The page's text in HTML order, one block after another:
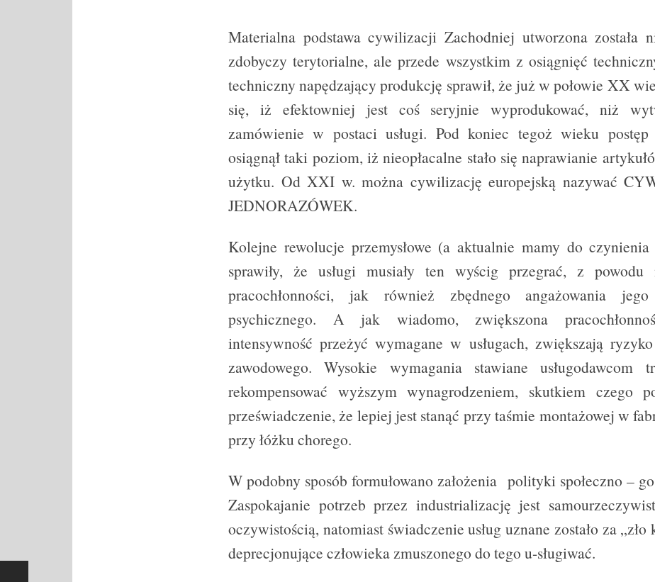
Materialna podstawa cywilizacji Zachodniej utworzona została
zdobyczy terytorialne, ale przede wszystkim z osiągnięć
techniczny napędzający produkcję sprawił, że już w połowie XX
się, iż efektowniej jest coś seryjnie wyprodukować, niż
zamówienie w postaci usługi. Pod koniec tegoż wieku postęp
osiągnął taki poziom, iż nieopłacalne stało się naprawianie
użytku. Od XXI w. można cywilizację europejską nazywać
JEDNORAZÓWEK.
Kolejne rewolucje przemysłowe (a aktualnie mamy do
sprawiły, że usługi musiały ten wyścig przegrać, z powodu
pracochłonności, jak również zbędnego angażowania jego
psychicznego. A jak wiadomo, zwiększona
intensywność przeżyć wymagane w usługach, zwiększają
zawodowego. Wysokie wymagania stawiane usługodawcom
rekompensować wyższym wynagrodzeniem, skutkiem czego
przeświadczenie, że lepiej jest stanąć przy taśmie montażowej w
przy łóżku chorego.
W podobny sposób formułowano założenia polityki społeczno –
Zaspokajanie potrzeb przez industrializację jest
oczywistością, natomiast świadczenie usług uznane zostało za „zło
deprecjonujące człowieka zmuszonego do tego u-sługiwać.